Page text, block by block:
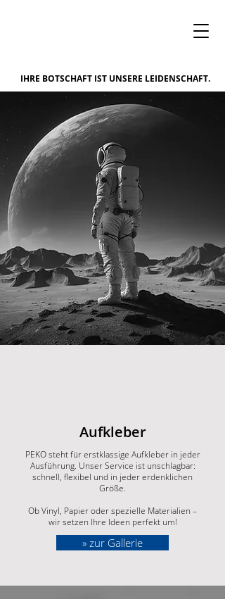
IHRE BOTSCHAFT IST UNSERE LEIDENSCHAFT.
Aufkleber
PEKO steht für erstklassige Aufkleber in jeder
Ausführung. Unser Service ist unschlagbar:
schnell, flexibel und in jeder erdenklichen
Größe.
Ob Vinyl, Papier oder spezielle Materialien –
wir setzen Ihre Ideen perfekt um!
» zur Gallerie